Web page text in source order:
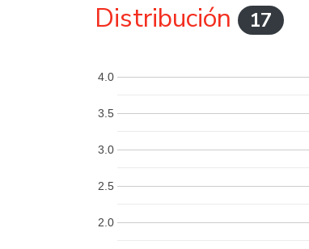
Distribución 17
2.0
2.5
3.0
3.5
4.0